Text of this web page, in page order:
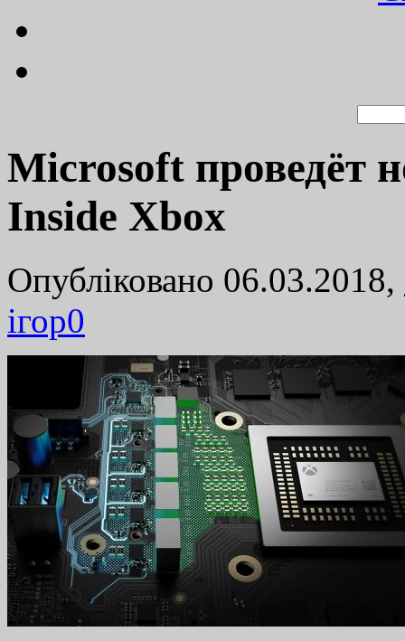
Microsoft проведёт
Inside Xbox
Опубліковано 06.03.2018,
ігор0